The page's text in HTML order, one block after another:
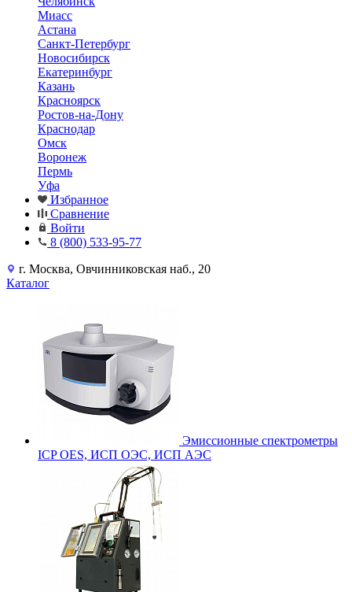
Миасс
Астана
Санкт-Петербург
Новосибирск
Екатеринбург
Казань
Красноярск
Ростов-на-Дону
Краснодар
Омск
Воронеж
Пермь
Уфа
Избранное
Сравнение
Войти
8 (800) 533-95-77
г. Москва, Овчинниковская наб., 20
Каталог
Эмиссионные спектрометры
ICP OES, ИСП ОЭС, ИСП АЭС